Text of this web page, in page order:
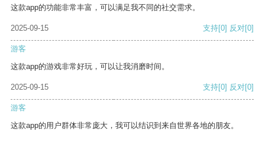
这款app的功能非常丰富，可以满足我不同的社交需求。
2025-09-15 支持[0] 反对[0]
游客
这款app的游戏非常好玩，可以让我消磨时间。
2025-09-15 支持[0] 反对[0]
游客
这款app的用户群体非常庞大，我可以结识到来自世界各地的朋友。